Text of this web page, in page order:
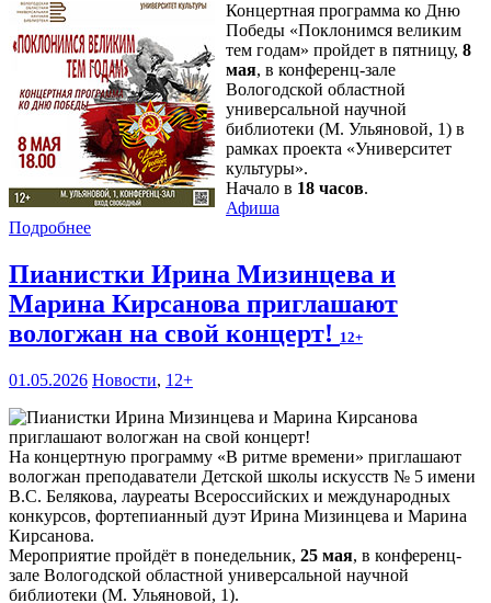
Концертная программа ко Дню
Победы «Поклонимся великим
тем годам» пройдет в пятницу, 8
мая, в конференц-зале
Вологодской областной
универсальной научной
библиотеки (М. Ульяновой, 1) в
рамках проекта «Университет
культуры».
Начало в 18 часов.
Афиша
Подробнее
Пианистки Ирина Мизинцева и
Марина Кирсанова приглашают
вологжан на свой концерт! 12+
01.05.2026 Новости, 12+
На концертную программу «В ритме времени» приглашают
вологжан преподаватели Детской школы искусств № 5 имени
В.С. Белякова, лауреаты Всероссийских и международных
конкурсов, фортепианный дуэт Ирина Мизинцева и Марина
Кирсанова.
Мероприятие пройдёт в понедельник, 25 мая, в конференц-
зале Вологодской областной универсальной научной
библиотеки (М. Ульяновой, 1).